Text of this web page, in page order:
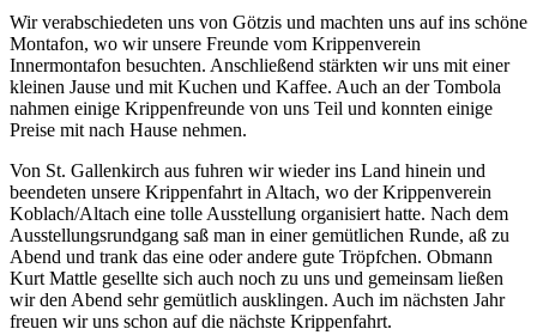
Wir verabschiedeten uns von Götzis und machten uns auf ins schöne
Montafon, wo wir unsere Freunde vom Krippenverein
Innermontafon besuchten. Anschließend stärkten wir uns mit einer
kleinen Jause und mit Kuchen und Kaffee. Auch an der Tombola
nahmen einige Krippenfreunde von uns Teil und konnten einige
Preise mit nach Hause nehmen.
Von St. Gallenkirch aus fuhren wir wieder ins Land hinein und
beendeten unsere Krippenfahrt in Altach, wo der Krippenverein
Koblach/Altach eine tolle Ausstellung organisiert hatte. Nach dem
Ausstellungsrundgang saß man in einer gemütlichen Runde, aß zu
Abend und trank das eine oder andere gute Tröpfchen. Obmann
Kurt Mattle gesellte sich auch noch zu uns und gemeinsam ließen
wir den Abend sehr gemütlich ausklingen. Auch im nächsten Jahr
freuen wir uns schon auf die nächste Krippenfahrt.